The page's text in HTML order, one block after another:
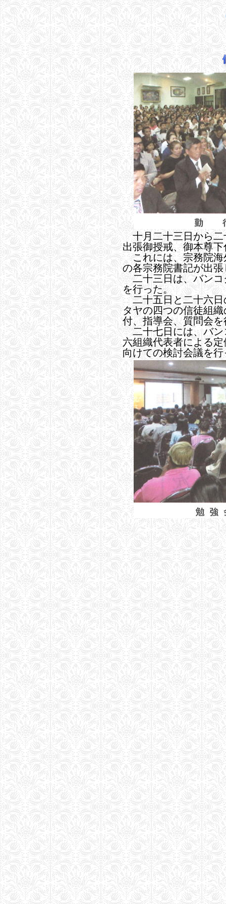
十月二十三日から二
出張御授戒、御本尊
これには、宗務院海
の各宗務院書記が出張
二十三日は、バンコ
を行った。
二十五日と二十六日
タヤの四つの信徒組
付、指導会、質問会
二十七日には、バン
六組織代表者による
向けての検討会議を